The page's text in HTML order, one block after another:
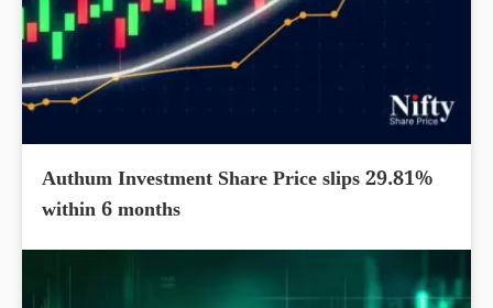
Authum Investment Share Price slips 29.81%
within 6 months